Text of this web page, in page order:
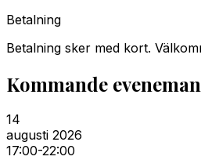
Betalning
Betalning sker med kort.
Kommande
14
augusti 2026
17:00-22:00